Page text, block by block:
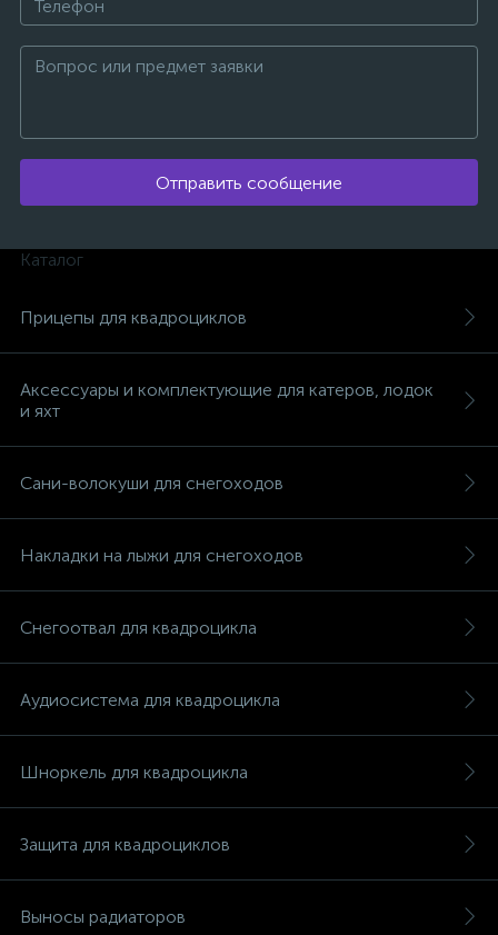
Отправить сообщение
Каталог
Прицепы для квадроциклов
Аксессуары и комплектующие для катеров, лодок
и яхт
Сани-волокуши для снегоходов
Накладки на лыжи для снегоходов
Снегоотвал для квадроцикла
Аудиосистема для квадроцикла
Шноркель для квадроцикла
Защита для квадроциклов
Выносы радиаторов